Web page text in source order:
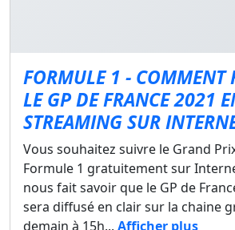
FORMULE 1 - COMMENT
LE GP DE FRANCE 2021
STREAMING SUR
Vous souhaitez suivre le Grand
Formule 1 gratuitement sur
nous fait savoir que le GP de
sera diffusé en clair sur la chaine
demain à 15h... Afficher plus